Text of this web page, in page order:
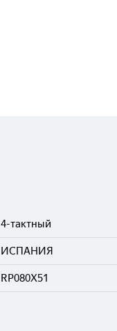
4-тактный
ИСПАНИЯ
RP080X51